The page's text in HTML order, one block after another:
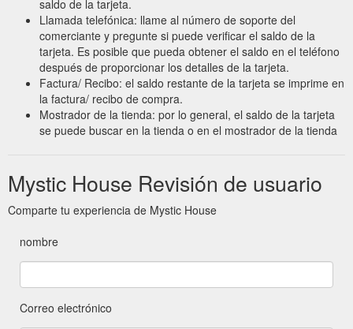
saldo de la tarjeta.
Llamada telefónica: llame al número de soporte del
comerciante y pregunte si puede verificar el saldo de la
tarjeta. Es posible que pueda obtener el saldo en el teléfono
después de proporcionar los detalles de la tarjeta.
Factura/ Recibo: el saldo restante de la tarjeta se imprime en
la factura/ recibo de compra.
Mostrador de la tienda: por lo general, el saldo de la tarjeta
se puede buscar en la tienda o en el mostrador de la tienda
Mystic House Revisión de usuario
Comparte tu experiencia de Mystic House
nombre
Correo electrónico